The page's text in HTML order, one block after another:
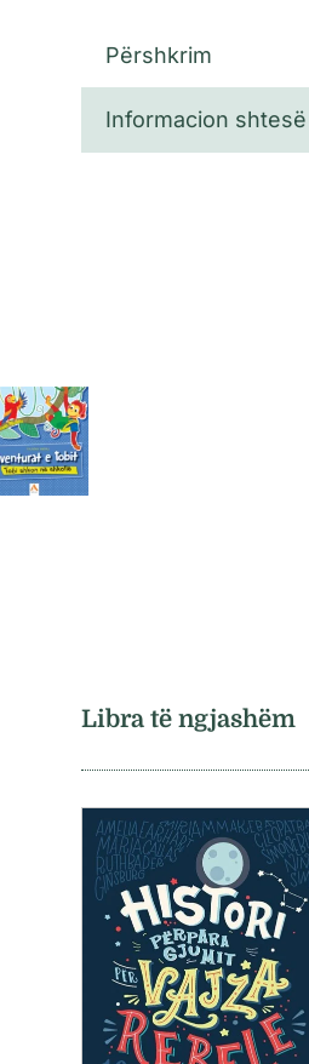
Përshkrim
Informacion shtesë
Libra të ngjashëm